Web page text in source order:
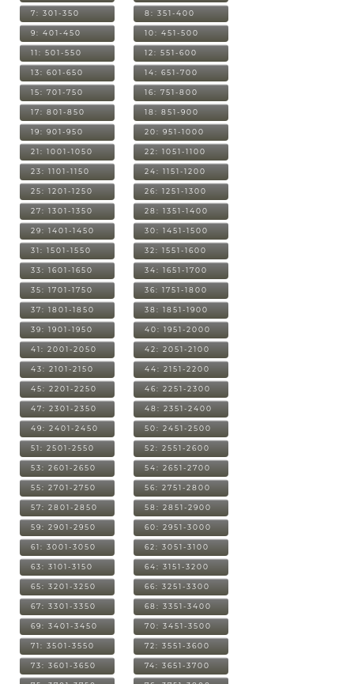
7: 301-350 8: 351-400
9: 401-450 10: 451-500
11: 501-550 12: 551-600
13: 601-650 14: 651-700
15: 701-750 16: 751-800
17: 801-850 18: 851-900
19: 901-950 20: 951-1000
21: 1001-1050 22: 1051-1100
23: 1101-1150 24: 1151-1200
25: 1201-1250 26: 1251-1300
27: 1301-1350 28: 1351-1400
29: 1401-1450 30: 1451-1500
31: 1501-1550 32: 1551-1600
33: 1601-1650 34: 1651-1700
35: 1701-1750 36: 1751-1800
37: 1801-1850 38: 1851-1900
39: 1901-1950 40: 1951-2000
41: 2001-2050 42: 2051-2100
43: 2101-2150 44: 2151-2200
45: 2201-2250 46: 2251-2300
47: 2301-2350 48: 2351-2400
49: 2401-2450 50: 2451-2500
51: 2501-2550 52: 2551-2600
53: 2601-2650 54: 2651-2700
55: 2701-2750 56: 2751-2800
57: 2801-2850 58: 2851-2900
59: 2901-2950 60: 2951-3000
61: 3001-3050 62: 3051-3100
63: 3101-3150 64: 3151-3200
65: 3201-3250 66: 3251-3300
67: 3301-3350 68: 3351-3400
69: 3401-3450 70: 3451-3500
71: 3501-3550 72: 3551-3600
73: 3601-3650 74: 3651-3700